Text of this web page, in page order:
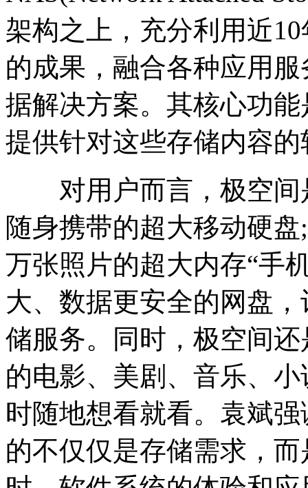
架构之上，充分利用近
的成果，融合各种应用
据解决方案。其核心功
提供针对这些存储内容
对用户而言，极空间
随身携带的超大移动硬
万张照片的超大内存“手
大、数据更安全的网盘
储服务。同时，极空间
的电影、美剧、音乐、
时随地想看就看。袁斌
的不仅仅是存储需求，